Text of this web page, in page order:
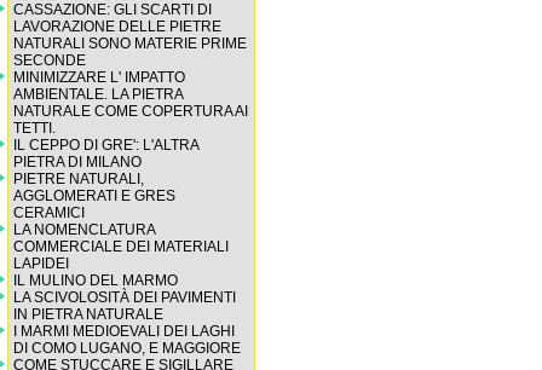
CASSAZIONE: GLI SCARTI DI
LAVORAZIONE DELLE PIETRE
NATURALI SONO MATERIE PRIME
SECONDE
MINIMIZZARE L' IMPATTO
AMBIENTALE. LA PIETRA
NATURALE COME COPERTURA AI
TETTI.
IL CEPPO DI GRE': L'ALTRA
PIETRA DI MILANO
PIETRE NATURALI,
AGGLOMERATI E GRES
CERAMICI
LA NOMENCLATURA
COMMERCIALE DEI MATERIALI
LAPIDEI
IL MULINO DEL MARMO
LA SCIVOLOSITÀ DEI PAVIMENTI
IN PIETRA NATURALE
I MARMI MEDIOEVALI DEI LAGHI
DI COMO LUGANO, E MAGGIORE
COME STUCCARE E SIGILLARE